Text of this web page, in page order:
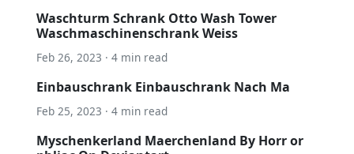
Waschturm Schrank Otto Wash Tower
Waschmaschinenschrank Weiss
Feb 26, 2023 · 4 min read
Einbauschrank Einbauschrank Nach Ma
Feb 25, 2023 · 4 min read
Myschenkerland Maerchenland By Horr or